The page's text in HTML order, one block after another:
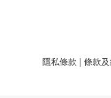
隱私條款 | 條款